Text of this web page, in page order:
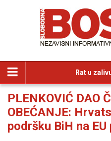
Rat u
PLENKOVIĆ DAO
OBEĆANJE:
podršku BiH na EU